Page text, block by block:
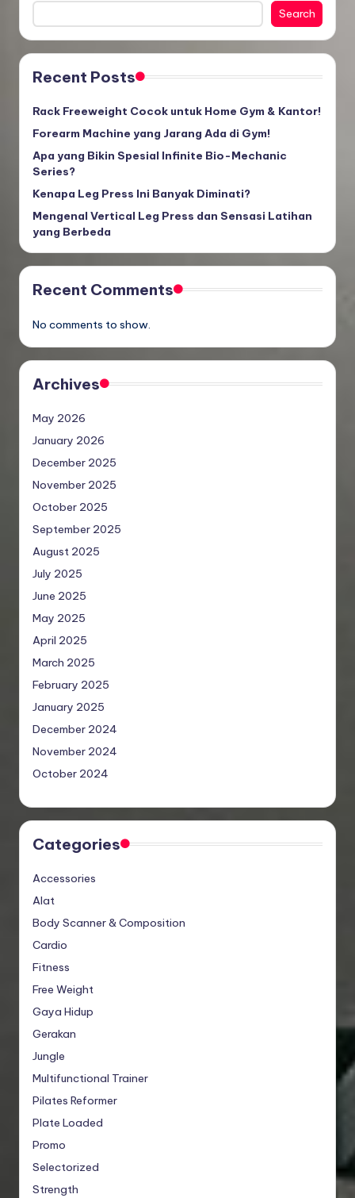
Search
Recent Posts
Rack Freeweight Cocok untuk Home Gym & Kantor!
Forearm Machine yang Jarang Ada di Gym!
Apa yang Bikin Spesial Infinite Bio-Mechanic
Series?
Kenapa Leg Press Ini Banyak Diminati?
Mengenal Vertical Leg Press dan Sensasi Latihan
yang Berbeda
Recent Comments
No comments to show.
Archives
May 2026
January 2026
December 2025
November 2025
October 2025
September 2025
August 2025
July 2025
June 2025
May 2025
April 2025
March 2025
February 2025
January 2025
December 2024
November 2024
October 2024
Categories
Accessories
Alat
Body Scanner & Composition
Cardio
Fitness
Free Weight
Gaya Hidup
Gerakan
Jungle
Multifunctional Trainer
Pilates Reformer
Plate Loaded
Promo
Selectorized
Strength